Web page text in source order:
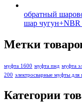
обратный
шар чугун+NBR
Метки
муфта 1600 муфта пнд муфта
200 электросварные муфты для
Категории